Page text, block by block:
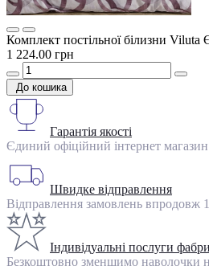
Комплект постільної білизни Viluta
1 224.00 грн
До кошика
Гарантія якості
Єдиний офіційний інтернет
Швидке відправлення
Відправлення замовлень впродовж
Індивідуальні послуги
Безкоштовно зменшимо наволочки